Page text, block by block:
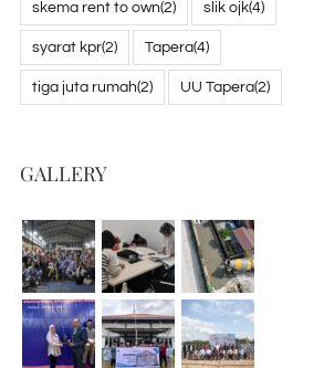
skema rent to own(2) slik ojk(4)
syarat kpr(2) Tapera(4)
tiga juta rumah(2) UU Tapera(2)
GALLERY